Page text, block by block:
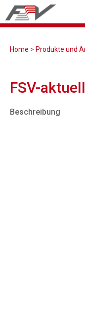
Home > Produkte und
FSV-
Beschreibung